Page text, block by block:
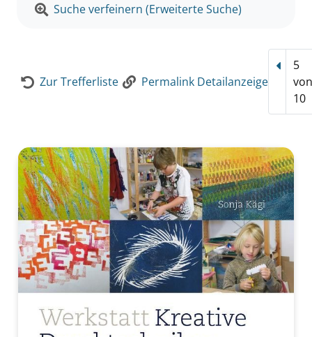
Suche verfeinern (Erweiterte Suche)
Zur Trefferliste Permalink Detailanzeige
5
10